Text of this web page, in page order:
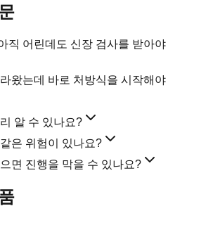
직 어린데도 신장 검사를 받아야
왔는데 바로 처방식을 시작해야
알 수 있나요?
은 위험이 있나요?
면 진행을 막을 수 있나요?